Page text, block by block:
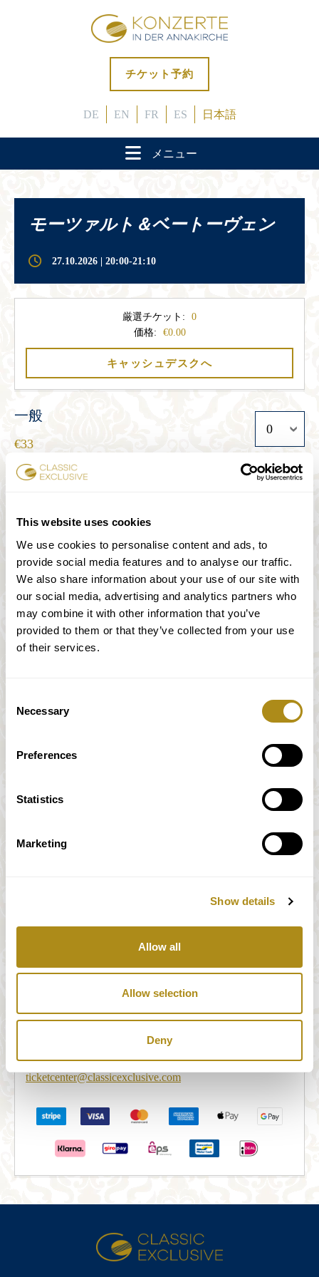
This website uses cookies
We use cookies to personalise content and ads, to
provide social media features and to analyse our traffic.
We also share information about your use of our site with
our social media, advertising and analytics partners who
may combine it with other information that you’ve
provided to them or that they’ve collected from your use
of their services.
Selection
Necessary
Preferences
Statistics
Marketing
Show details
Allow all
Allow selection
Deny
チケット予約
DE EN FR ES 日本語
メニュー
モーツァルト＆ベートーヴェン
27.10.2026 | 20:00-21:10
厳選チケット:
0
価格:
0.00
キャッシュデスクへ
一般
33
27
シニア
27
弊社の決済システムは、STRIPE Paymentsによって完
全かつ安全に提供されています。オーダーフォーム
に必要事項をご入力いただくと、STRIPE Paymentsの
いが完了します。お支払いが完了しますと、ご予約
の確認メールが送信されます。5分以内に確認メール
が届かない場合は、下記までご連絡ください。
ticketcenter@classicexclusive.com